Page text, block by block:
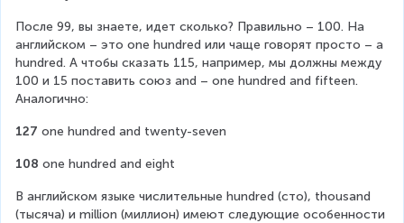
После 99, вы знаете, идет сколько? Правильно – 100. На
английском – это one hundred или чаще говорят просто – a
hundred. А чтобы сказать 115, например, мы должны между
100 и 15 поставить союз and – one hundred and fifteen.
Аналогично:
127 one hundred and twenty-seven
108 one hundred and eight
В английском языке числительные hundred (сто), thousand
(тысяча) и million (миллион) имеют следующие особенности